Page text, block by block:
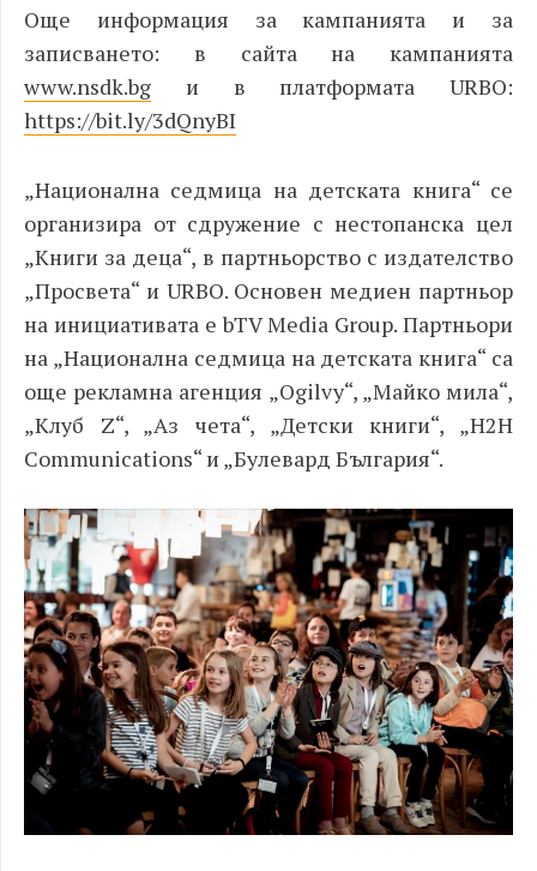
Още информация за кампанията и за
записването: в сайта на кампанията
www.nsdk.bg и в платформата URBO:
https://bit.ly/3dQnyBI
„Национална седмица на детската книга“ се
организира от сдружение с нестопанска цел
„Книги за деца“, в партньорство с издателство
„Просвета“ и URBO. Основен медиен партньор
на инициативата е bTV Media Group. Партньори
на „Национална седмица на детската книга“ са
още рекламна агенция „Ogilvy“, „Майко мила“,
„Клуб Z“, „Аз чета“, „Детски книги“, „H2H
Communications“ и „Булевард България“.